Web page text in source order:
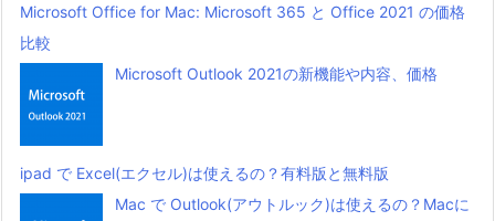
Microsoft Office for Mac: Microsoft 365 と Office 2021 の価格
比較
Microsoft Outlook 2021の新機能や内容、価格
ipad で Excel(エクセル)は使えるの？有料版と無料版
Mac で Outlook(アウトルック)は使えるの？Macに